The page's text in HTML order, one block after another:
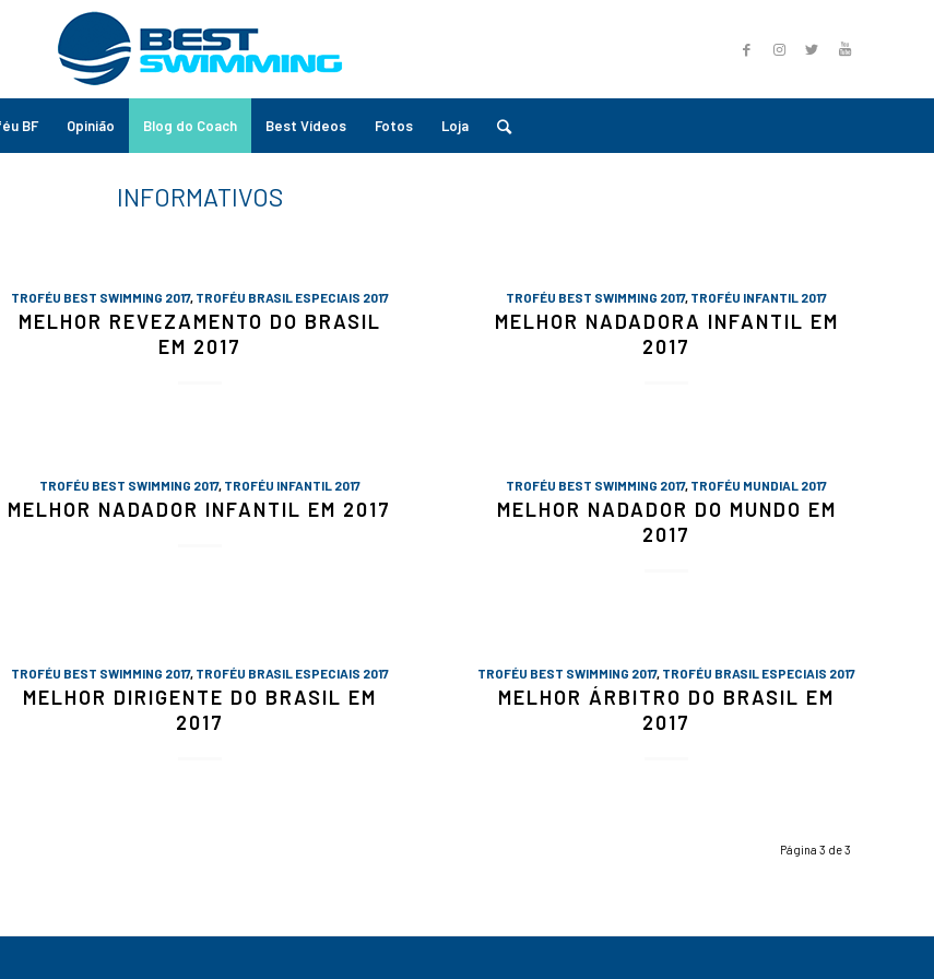
BF Opinião Blog do Coach Best Vídeos Fotos Loja
TROFÉU BEST SWIMMING 2017, TROFÉU BRASIL ESPECIAIS 2017
MELHOR REVEZAMENTO DO BRASIL
EM 2017
TROFÉU BEST SWIMMING 2017, TROFÉU INFANTIL 2017
MELHOR NADADORA INFANTIL EM
2017
TROFÉU BEST SWIMMING 2017, TROFÉU INFANTIL 2017
MELHOR NADADOR INFANTIL EM 2017
TROFÉU BEST SWIMMING 2017, TROFÉU MUNDIAL 2017
MELHOR NADADOR DO MUNDO EM
2017
TROFÉU BEST SWIMMING 2017, TROFÉU BRASIL ESPECIAIS 2017
MELHOR DIRIGENTE DO BRASIL EM
2017
TROFÉU BEST SWIMMING 2017, TROFÉU BRASIL ESPECIAIS 2017
MELHOR ÁRBITRO DO BRASIL EM
2017
Página 3 de 3